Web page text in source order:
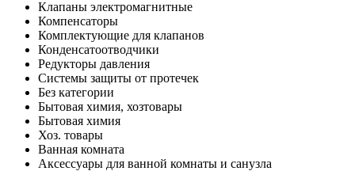
Клапаны электромагнитные
Компенсаторы
Комплектующие для клапанов
Конденсатоотводчики
Редукторы давления
Системы защиты от протечек
Без категории
Бытовая химия, хозтовары
Бытовая химия
Хоз. товары
Ванная комната
Аксессуары для ванной комнаты и санузла